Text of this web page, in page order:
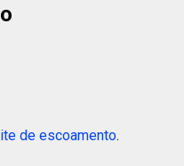
de escoamento.